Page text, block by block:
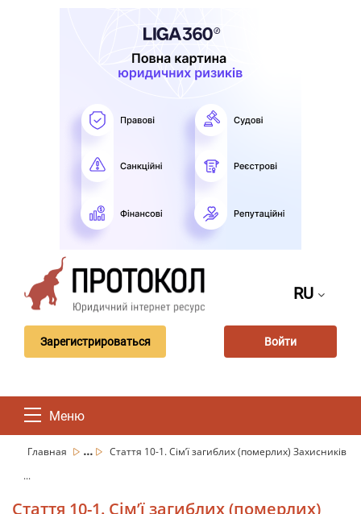
RU
Зарегистрироваться Войти
Меню
Главная ...
Стаття 10-1. Сім’ї загиблих (померлих) Захисників
...
Стаття 10-1. Сім’ї загиблих (померлих)